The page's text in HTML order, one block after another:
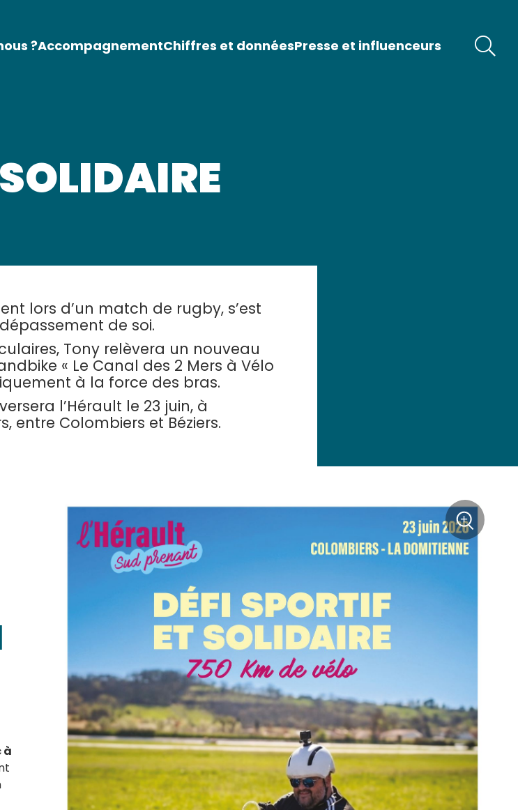
?AccompagnementChiffres et donnéesPresse et influenceurs
lors d’un match de rugby, s’est
de soi.
Tony relèvera un nouveau
« Le Canal des 2 Mers à Vélo
à la force des bras.
l’Hérault le 23 juin, à
entre Colombiers et Béziers.
à
Zoom
+